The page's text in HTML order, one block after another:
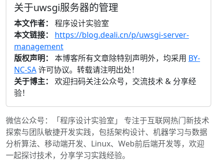
关于uwsgi服务器的管理
本文作者：
程序设计实验室
本文链接：
https://blog.deali.cn/p/uwsgi-server-
management
版权声明：
本博客所有文章除特别声明外，均采用 BY-
NC-SA许可协议。转载请注明出处！
关于博主：
欢迎扫码关注公众号，交流技术 & 分享经
验！
微信公众号：「程序设计实验室」 专注于互联网热门新技术
探索与团队敏捷开发实践，包括架构设计、机器学习与数据
分析算法、移动端开发、Linux、Web前后端开发等，欢迎
一起探讨技术，分享学习实践经验。